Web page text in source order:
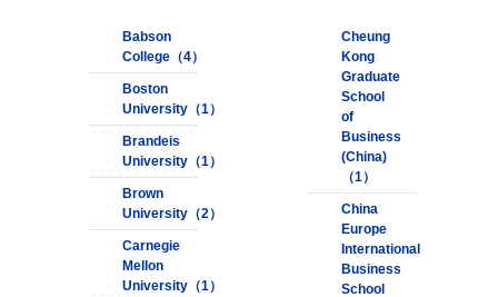
Babson
College（4）
Boston
University（1）
Brandeis
University（1）
Brown
University（2）
Carnegie
Mellon
University（1）
Cheung
Kong
Graduate
School
of
Business
(China)
（1）
China
Europe
International
Business
School